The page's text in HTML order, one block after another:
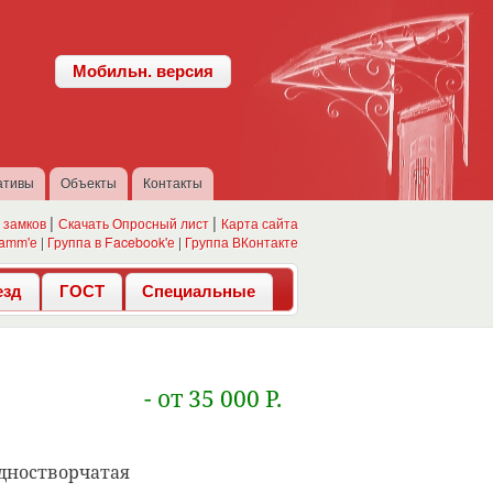
Мобильн. версия
Объекты Контакты
Скачать Опросный лист
Карта сайта
| Группа в Facebook'е | Группа ВКонтакте
ГОСТ Специальные
- от 35 000 Р.